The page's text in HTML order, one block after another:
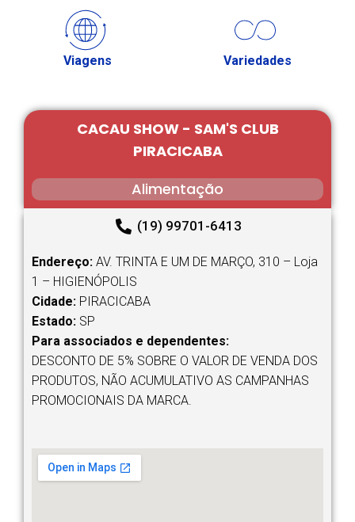
Viagens Variedades
CACAU SHOW - SAM'S CLUB
PIRACICABA
Alimentação
(19) 99701-6413
Endereço: AV. TRINTA E UM DE MARÇO, 310 – Loja
1 – HIGIENÓPOLIS
Cidade: PIRACICABA
Estado: SP
Para associados e dependentes:
DESCONTO DE 5% SOBRE O VALOR DE VENDA DOS
PRODUTOS, NÃO ACUMULATIVO AS CAMPANHAS
PROMOCIONAIS DA MARCA.